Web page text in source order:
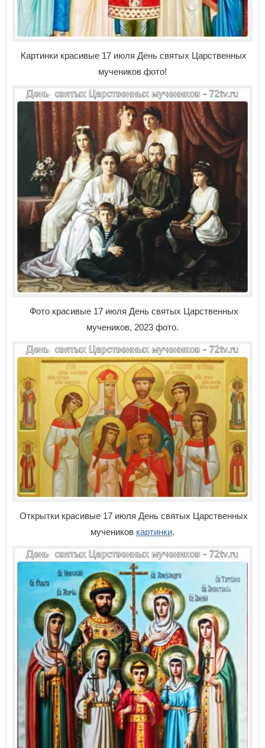
Картинки красивые 17 июля День святых Царственных
мучеников фото!
Фото красивые 17 июля День святых Царственных
мучеников, 2023 фото.
Открытки красивые 17 июля День святых Царственных
мучеников картинки.